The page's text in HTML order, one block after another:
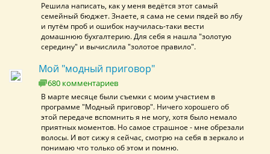
Решила написать, как у меня ведётся этот самый
семейный бюджет. Знаете, я сама не семи пядей во лбу
и путём проб и ошибок научилась-таки вести
домашнюю бухгалтерию. Для себя я нашла "золотую
середину" и вычислила "золотое правило".
Мой "модный приговор"
680 комментариев
В марте месяце были съемки с моим участием в
программе "Модный приговор". Ничего хорошего об
этой передаче вспомнить я не могу, хотя было немало
приятных моментов. Но самое страшное - мне обрезали
волосы. И вот сижу я сейчас, смотрю на себя в зеркало и
понимаю что только об этом и помню.